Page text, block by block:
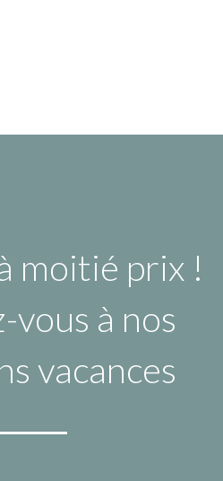
moitié prix !
vous à nos
vacances